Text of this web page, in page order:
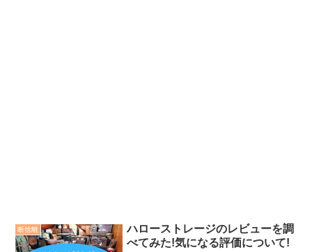
断捨離
ハローストレージのレビューを調
べてみた!気になる評価について!